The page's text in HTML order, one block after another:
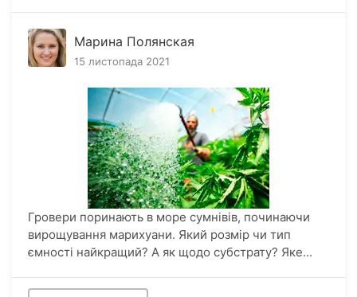
Марина Полянская
15 листопада 2021
Гровери поринають в море сумнівів, починаючи
вирощування марихуани. Який розмір чи тип
ємності найкращий? А як щодо субстрату? Яке...